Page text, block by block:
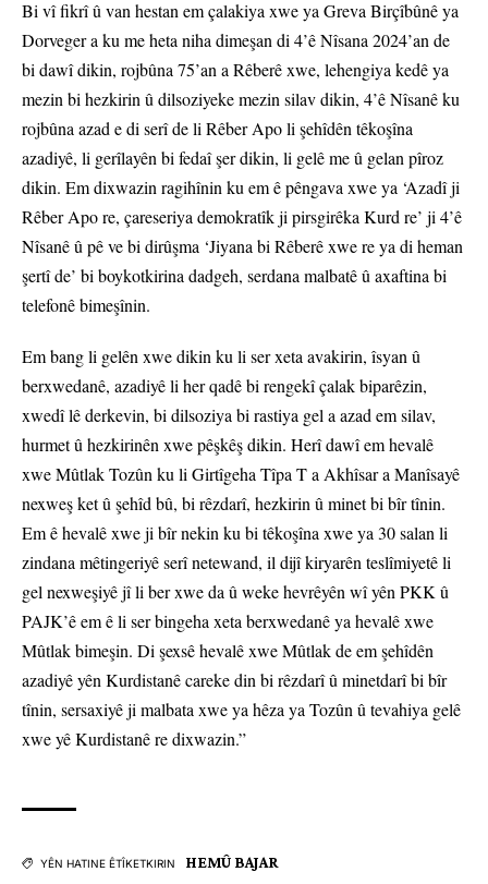
Bi vî fikrî û van hestan em çalakiya xwe ya Greva Birçîbûnê ya
Dorveger a ku me heta niha dimeşan di 4’ê Nîsana 2024’an de
bi dawî dikin, rojbûna 75’an a Rêberê xwe, lehengiya kedê ya
mezin bi hezkirin û dilsoziyeke mezin silav dikin, 4’ê Nîsanê ku
rojbûna azad e di serî de li Rêber Apo li şehîdên têkoşîna
azadiyê, li gerîlayên bi fedaî şer dikin, li gelê me û gelan pîroz
dikin. Em dixwazin ragihînin ku em ê pêngava xwe ya ‘Azadî ji
Rêber Apo re, çareseriya demokratîk ji pirsgirêka Kurd re’ ji 4’ê
Nîsanê û pê ve bi dirûşma ‘Jiyana bi Rêberê xwe re ya di heman
şertî de’ bi boykotkirina dadgeh, serdana malbatê û axaftina bi
telefonê bimeşînin.
Em bang li gelên xwe dikin ku li ser xeta avakirin, îsyan û
berxwedanê, azadiyê li her qadê bi rengekî çalak biparêzin,
xwedî lê derkevin, bi dilsoziya bi rastiya gel a azad em silav,
hurmet û hezkirinên xwe pêşkêş dikin. Herî dawî em hevalê
xwe Mûtlak Tozûn ku li Girtîgeha Tîpa T a Akhîsar a Manîsayê
nexweş ket û şehîd bû, bi rêzdarî, hezkirin û minet bi bîr tînin.
Em ê hevalê xwe ji bîr nekin ku bi têkoşîna xwe ya 30 salan li
zindana mêtingeriyê serî netewand, il dijî kiryarên teslîmiyetê li
gel nexweşiyê jî li ber xwe da û weke hevrêyên wî yên PKK û
PAJK’ê em ê li ser bingeha xeta berxwedanê ya hevalê xwe
Mûtlak bimeşin. Di şexsê hevalê xwe Mûtlak de em şehîdên
azadiyê yên Kurdistanê careke din bi rêzdarî û minetdarî bi bîr
tînin, sersaxiyê ji malbata xwe ya hêza ya Tozûn û tevahiya gelê
xwe yê Kurdistanê re dixwazin.”
YÊN HATINE ÊTÎKETKIRIN HEMÛ BAJAR